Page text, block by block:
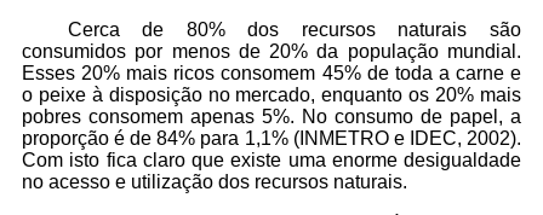
Cerca de 80% dos recursos naturais são
consumidos por menos de 20% da população mundial.
Esses 20% mais ricos consomem 45% de toda a carne e
o peixe à disposição no mercado, enquanto os 20% mais
pobres consomem apenas 5%. No consumo de papel, a
proporção é de 84% para 1,1% (INMETRO e IDEC, 2002).
Com isto fica claro que existe uma enorme desigualdade
no acesso e utilização dos recursos naturais.